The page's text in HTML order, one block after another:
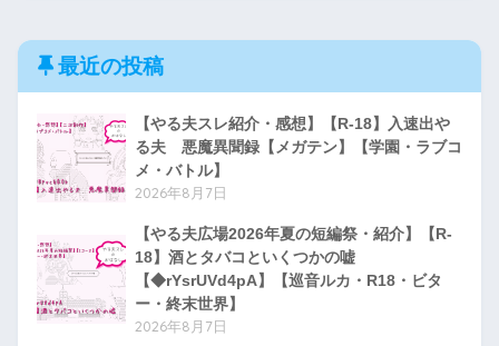
最近の投稿
【やる夫スレ紹介・感想】【R-18】入速出や
る夫 悪魔異聞録【メガテン】【学園・ラブコ
メ・バトル】
2026年8月7日
【やる夫広場2026年夏の短編祭・紹介】【R-
18】酒とタバコといくつかの嘘
【◆rYsrUVd4pA】【巡音ルカ・R18・ビタ
ー・終末世界】
2026年8月7日